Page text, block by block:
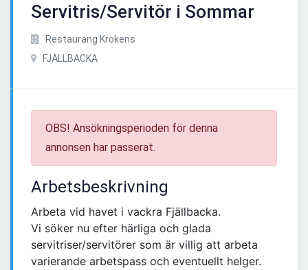
Servitris/Servitör i Sommar
Restaurang Krokens
FJÄLLBACKA
OBS! Ansökningsperioden för denna
annonsen har passerat.
Arbetsbeskrivning
Arbeta vid havet i vackra Fjällbacka.
Vi söker nu efter härliga och glada
servitriser/servitörer som är villig att arbeta
varierande arbetspass och eventuellt helger.